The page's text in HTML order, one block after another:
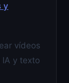
y
vídeos
IA y texto